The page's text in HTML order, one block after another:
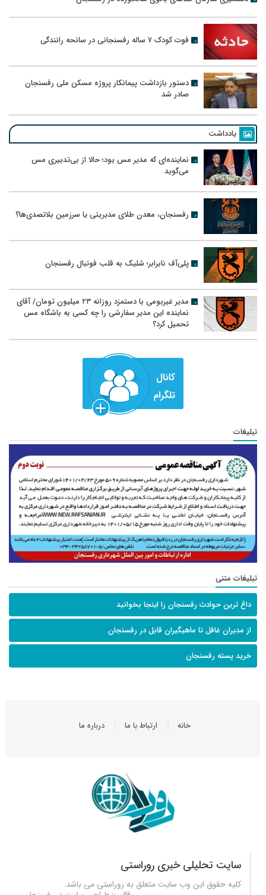
فوت کودک ۷ ساله رفسنجانی در سانحه رانندگی
دستور بازداشت پیمانکار پروژه مسکن ملی رفسنجان
صادر شد
یادداشت
نماینده‌ای که مدیر مس بود؛ حالا از بی‌تدبیری مس
می‌گوید
رفسنجان، معدن طلای مدیریتی یا سرزمین بلاتصدی‌ها؟
پلی‌آف نابرابر؛ شلیک به قلب فوتبال رفسنجان
مدیر غیربومی با دستمزد روزانه ۲۳ میلیون تومان/ آقای
نماینده این مدیر سفارشی را چه کسی به باشگاه مس
تحمیل کرد؟
تبلیغات
تبلیغات متنی
داغ ترین حوادث رفسنجان را اینجا بخوانید
از مدیران غافل تا ماهیگیران قابل در رفسنجان
خرید پسته رفسنجان
خانه ارتباط با ما درباره ما
سایت تحلیلی خبری روراستی
کلیه حقوق این وب سایت متعلق به روراستی می باشد.